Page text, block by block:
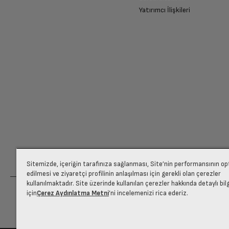
Video mükemmellik endeksi (VPI, 300-2700 bandı
Yakala Paylaş
Smart TV
Yatırımcı İlişkileri
Sitemizde, içeriğin tarafınıza sağlanması, Site’nin performansının
edilmesi ve ziyaretçi profilinin anlaşılması için gerekli olan çerezler
kullanılmaktadır. Site üzerinde kullanılan çerezler hakkında detaylı
içinÇerez Aydınlatma Metni’ni incelemenizi rica ederiz.